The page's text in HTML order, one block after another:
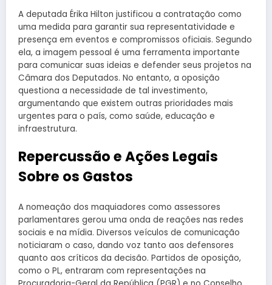
A deputada Érika Hilton justificou a contratação como
uma medida para garantir sua representatividade e
presença em eventos e compromissos oficiais. Segundo
ela, a imagem pessoal é uma ferramenta importante
para comunicar suas ideias e defender seus projetos na
Câmara dos Deputados. No entanto, a oposição
questiona a necessidade de tal investimento,
argumentando que existem outras prioridades mais
urgentes para o país, como saúde, educação e
infraestrutura.
Repercussão e Ações Legais
Sobre os Gastos
A nomeação dos maquiadores como assessores
parlamentares gerou uma onda de reações nas redes
sociais e na mídia. Diversos veículos de comunicação
noticiaram o caso, dando voz tanto aos defensores
quanto aos críticos da decisão. Partidos de oposição,
como o PL, entraram com representações na